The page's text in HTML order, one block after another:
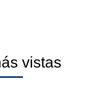
vistas